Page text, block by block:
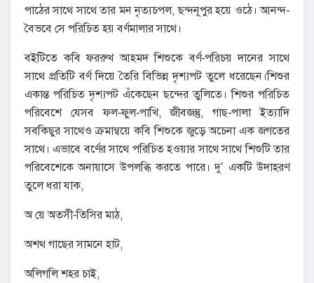
পাঠের সাথে সাথে তার মন নৃত্যচপল, ছন্দনূপুর হয়ে ওঠে। আনন্দ-
বৈভবে সে পরিচিত হয় বর্ণমালার সাথে।
বইটিতে কবি ফররুখ আহমদ শিশুকে বর্ণ-পরিচয় দানের সাথে
সাথে প্রতিটি বর্ণ দিয়ে তৈরি বিভিন্ন দৃশ্যপট তুলে ধরেছেন।শিশুর
একান্ত পরিচিত দৃশ্যপট এঁকেছেন ছন্দের তুলিতে। শিশুর পরিচিত
পরিবেশে যেসব ফল-ফুল-পাখি, জীবজন্তু, গাছ-পালা ইত্যাদি
সবকিছুর সাথেও ক্রমান্বয়ে কবি শিশুকে জুড়ে অচেনা এক জগতের
সাথে। এভাবে বর্ণের সাথে পরিচিত হওয়ার সাথে সাথে শিশুটি তার
পরিবেশেকে অনায়াসে উপলব্ধি করতে পারে। দু’ একটি উদাহরণ
তুলে ধরা যাক,
অ য়ে অতসী-তিসির মাঠ,
অশথ গাছের সামনে হাট,
অলিগলি শহর চাই,